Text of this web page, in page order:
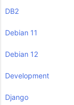
DB2
Debian 11
Debian 12
Development
Django